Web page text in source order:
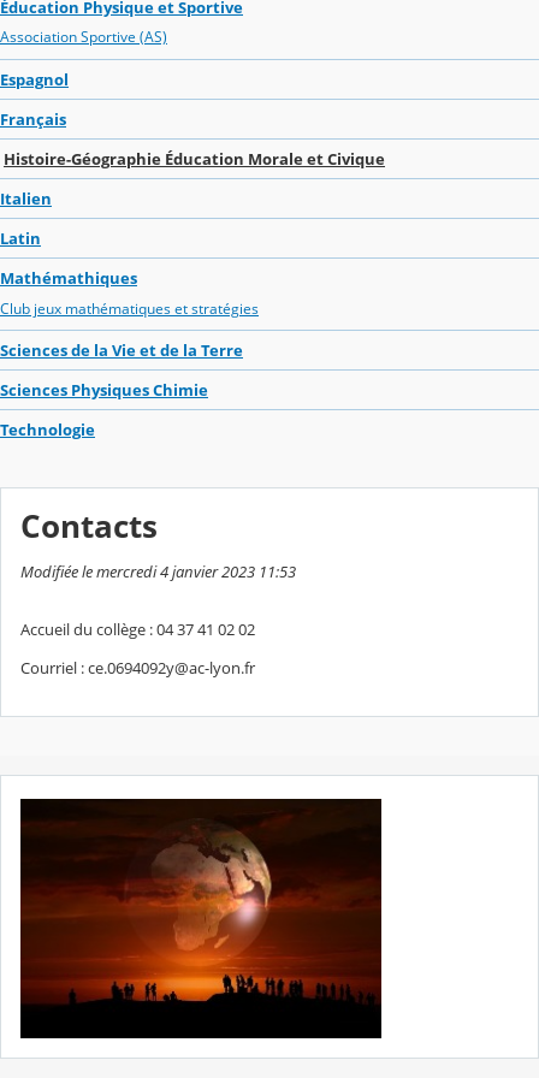
Éducation Physique et Sportive
Association Sportive (AS)
Espagnol
Français
Histoire-Géographie Éducation Morale et Civique
Italien
Latin
Mathémathiques
Club jeux mathématiques et stratégies
Sciences de la Vie et de la Terre
Sciences Physiques Chimie
Technologie
Contacts
Modifiée le mercredi 4 janvier 2023 11:53
Accueil du collège : 04 37 41 02 02
Courriel : ce.0694092y@ac-lyon.fr